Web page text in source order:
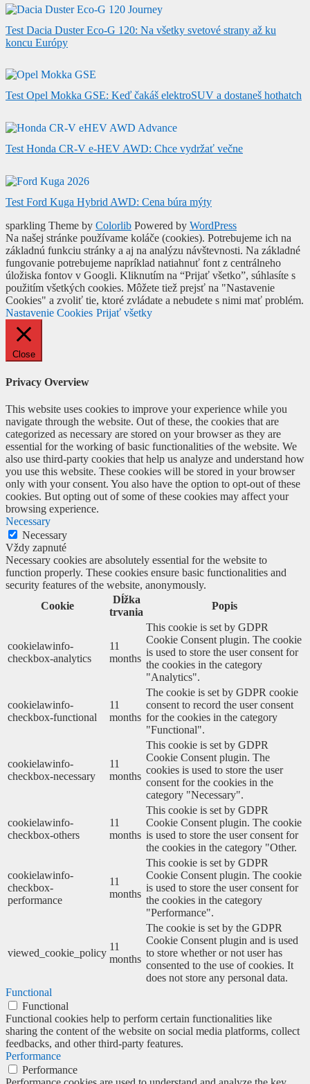
Test Dacia Duster Eco-G 120: Na všetky svetové strany až ku
koncu Európy
Test Opel Mokka GSE: Keď čakáš elektroSUV a dostaneš hothatch
Test Honda CR-V e-HEV AWD: Chce vydržať večne
Test Ford Kuga Hybrid AWD: Cena búra mýty
sparkling Theme by Colorlib Powered by WordPress
Na našej stránke používame koláče (cookies). Potrebujeme ich na
základnú funkciu stránky a aj na analýzu návštevnosti. Na základné
fungovanie potrebujeme napríklad natiahnuť font z centrálneho
úložiska fontov v Googli. Kliknutím na “Prijať všetko”, súhlasíte s
použitím všetkých cookies. Môžete tiež prejsť na "Nastavenie
Cookies" a zvoliť tie, ktoré zvládate a nebudete s nimi mať problém.
Nastavenie Cookies Prijať všetky
Close
Privacy Overview
This website uses cookies to improve your experience while you
navigate through the website. Out of these, the cookies that are
categorized as necessary are stored on your browser as they are
essential for the working of basic functionalities of the website. We
also use third-party cookies that help us analyze and understand how
you use this website. These cookies will be stored in your browser
only with your consent. You also have the option to opt-out of these
cookies. But opting out of some of these cookies may affect your
browsing experience.
Necessary
Necessary
Vždy zapnuté
Necessary cookies are absolutely essential for the website to
function properly. These cookies ensure basic functionalities and
security features of the website, anonymously.
Cookie
Dĺžka
trvania
Popis
cookielawinfo-
checkbox-analytics
11
months
This cookie is set by GDPR
Cookie Consent plugin. The cookie
is used to store the user consent for
the cookies in the category
"Analytics".
cookielawinfo-
checkbox-functional
11
months
The cookie is set by GDPR cookie
consent to record the user consent
for the cookies in the category
"Functional".
cookielawinfo-
checkbox-necessary
11
months
This cookie is set by GDPR
Cookie Consent plugin. The
cookies is used to store the user
consent for the cookies in the
category "Necessary".
cookielawinfo-
checkbox-others
11
months
This cookie is set by GDPR
Cookie Consent plugin. The cookie
is used to store the user consent for
the cookies in the category "Other.
cookielawinfo-
checkbox-
performance
11
months
This cookie is set by GDPR
Cookie Consent plugin. The cookie
is used to store the user consent for
the cookies in the category
"Performance".
viewed_cookie_policy
11
months
The cookie is set by the GDPR
Cookie Consent plugin and is used
to store whether or not user has
consented to the use of cookies. It
does not store any personal data.
Functional
Functional
Functional cookies help to perform certain functionalities like
sharing the content of the website on social media platforms, collect
feedbacks, and other third-party features.
Performance
Performance